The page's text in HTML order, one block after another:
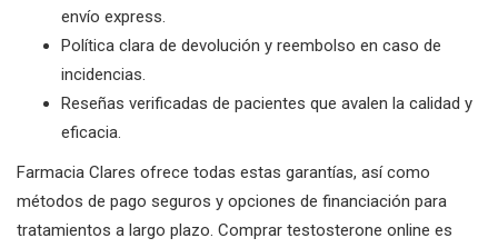
envío express.
Política clara de devolución y reembolso en caso de
incidencias.
Reseñas verificadas de pacientes que avalen la calidad y
eficacia.
Farmacia Clares ofrece todas estas garantías, así como
métodos de pago seguros y opciones de financiación para
tratamientos a largo plazo. Comprar testosterone online es